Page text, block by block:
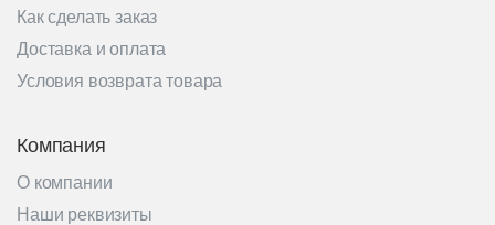
Как сделать заказ
Доставка и оплата
Условия возврата товара
Компания
О компании
Наши реквизиты